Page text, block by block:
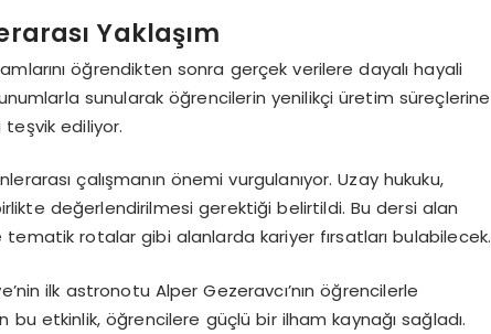
Yaklaşım
öğrendikten sonra gerçek verilere dayalı hayali
sunularak öğrencilerin yenilikçi üretim süreçlerine
teşvik ediliyor.
çalışmanın önemi vurgulanıyor. Uzay hukuku,
değerlendirilmesi gerektiği belirtildi. Bu dersi alan
rotalar gibi alanlarda kariyer fırsatları bulabilecek.
ilk astronotu Alper Gezeravcı’nın öğrencilerle
etkinlik, öğrencilere güçlü bir ilham kaynağı sağladı.